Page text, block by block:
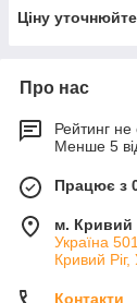
Ціну уточнюйте
Про нас
Рейтинг
Менше 5
Працює з
м. Кривий
Україна
Кривий Ріг,
Контакти